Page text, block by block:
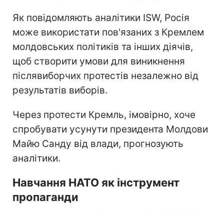
Як повідомляють аналітики ISW, Росія
може використати пов'язаних з Кремлем
молдовських політиків та інших діячів,
щоб створити умови для виникнення
післявиборчих протестів незалежно від
результатів виборів.
Через протести Кремль, імовірно, хоче
спробувати усунути президента Молдови
Майю Санду від влади, прогнозують
аналітики.
Навчання НАТО як інструмент
пропаганди